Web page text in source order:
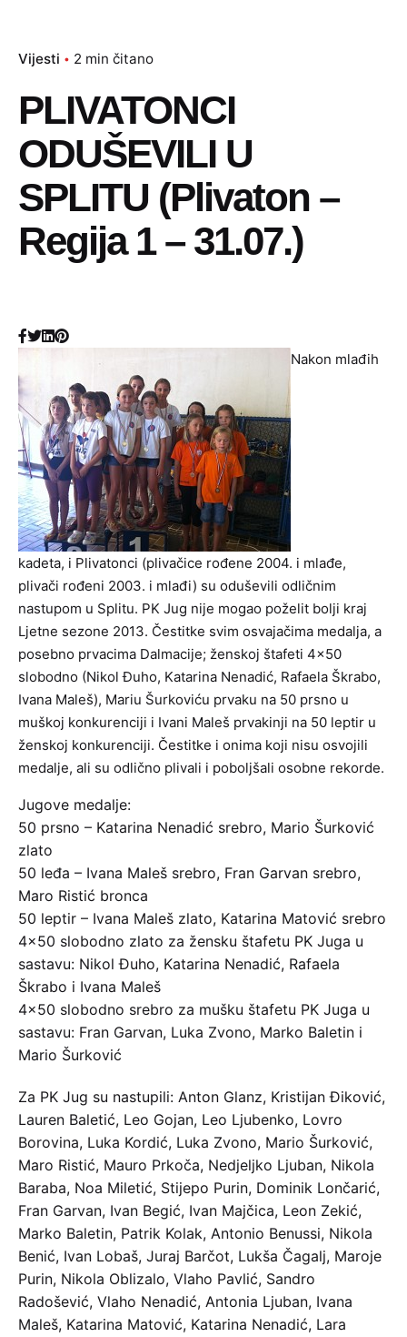
Vijesti 2 min čitano
PLIVATONCI
ODUŠEVILI U
SPLITU (Plivaton –
Regija 1 – 31.07.)
Nakon mlađih
kadeta, i Plivatonci (plivačice rođene 2004. i mlađe,
plivači rođeni 2003. i mlađi) su oduševili odličnim
nastupom u Splitu. PK Jug nije mogao poželit bolji kraj
Ljetne sezone 2013. Čestitke svim osvajačima medalja, a
posebno prvacima Dalmacije; ženskoj štafeti 4×50
slobodno (Nikol Đuho, Katarina Nenadić, Rafaela Škrabo,
Ivana Maleš), Mariu Šurkoviću prvaku na 50 prsno u
muškoj konkurenciji i Ivani Maleš prvakinji na 50 leptir u
ženskoj konkurenciji. Čestitke i onima koji nisu osvojili
medalje, ali su odlično plivali i poboljšali osobne rekorde.
Jugove medalje:
50 prsno – Katarina Nenadić srebro, Mario Šurković
zlato
50 leđa – Ivana Maleš srebro, Fran Garvan srebro,
Maro Ristić bronca
50 leptir – Ivana Maleš zlato, Katarina Matović srebro
4×50 slobodno zlato za žensku štafetu PK Juga u
sastavu: Nikol Đuho, Katarina Nenadić, Rafaela
Škrabo i Ivana Maleš
4×50 slobodno srebro za mušku štafetu PK Juga u
sastavu: Fran Garvan, Luka Zvono, Marko Baletin i
Mario Šurković
Za PK Jug su nastupili: Anton Glanz, Kristijan Điković,
Lauren Baletić, Leo Gojan, Leo Ljubenko, Lovro
Borovina, Luka Kordić, Luka Zvono, Mario Šurković,
Maro Ristić, Mauro Prkoča, Nedjeljko Ljuban, Nikola
Baraba, Noa Miletić, Stijepo Purin, Dominik Lončarić,
Fran Garvan, Ivan Begić, Ivan Majčica, Leon Zekić,
Marko Baletin, Patrik Kolak, Antonio Benussi, Nikola
Benić, Ivan Lobaš, Juraj Barčot, Lukša Čagalj, Maroje
Purin, Nikola Oblizalo, Vlaho Pavlić, Sandro
Radošević, Vlaho Nenadić, Antonia Ljuban, Ivana
Maleš, Katarina Matović, Katarina Nenadić, Lara